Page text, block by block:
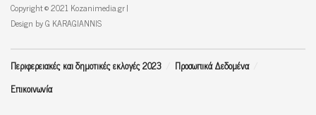
Copyright © 2021 Kozanimedia.gr |
Design by G KARAGIANNIS
Περιφερειακές και δημοτικές εκλογές 2023
Προσωπικά Δεδομένα
Επικοινωνία